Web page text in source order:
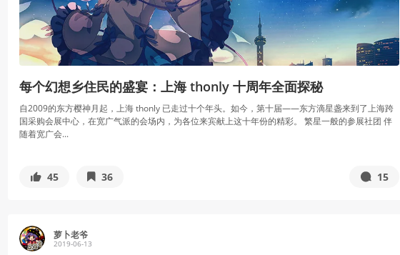
每个幻想乡住民的盛宴：上海 thonly 十周年全面探秘
自2009的东方樱神月起，上海 thonly 已走过十个年头。如今，第十届——东方滴星盏来到了上海跨
国采购会展中心，在宽广气派的会场内，为各位来宾献上这十年份的精彩。 繁星一般的参展社团 伴
随着宽广会...
45 36 15
萝卜老爷
2019-06-13